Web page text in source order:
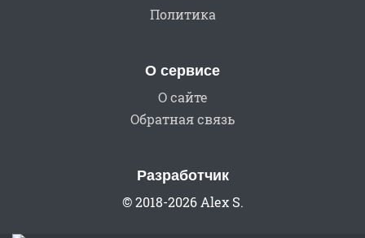
Политика
О сервисе
О сайте
Обратная связь
Разработчик
© 2018-2026 Alex S.